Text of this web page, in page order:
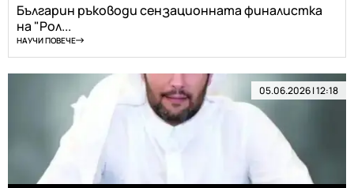
Българин ръководи сензационната финалистка
на "Рол...
НАУЧИ ПОВЕЧЕ
05.06.2026 | 12:18